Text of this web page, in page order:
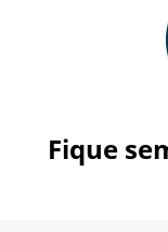
Fique